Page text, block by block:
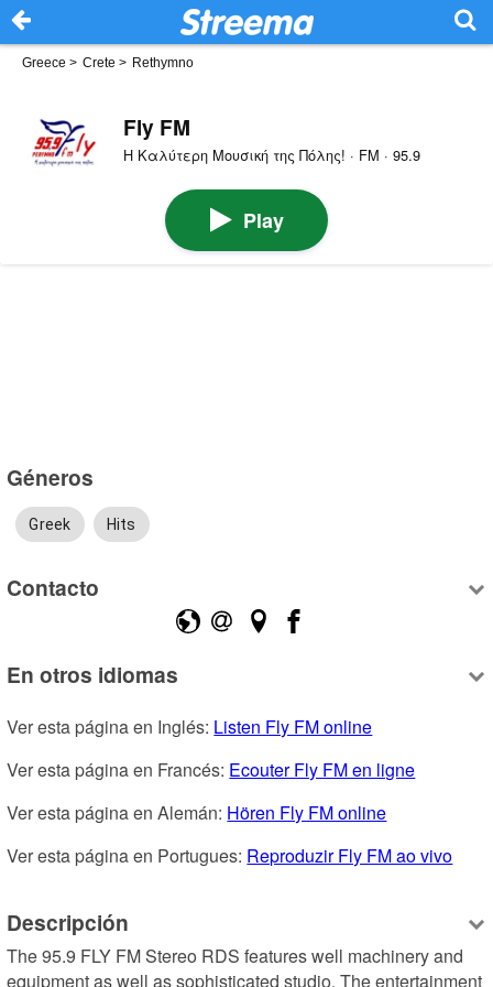
Greece > Crete > Rethymno
Fly FM
Η Καλύτερη Μουσική της Πόλης! · FM · 95.9
Play
Géneros
Greek Hits
Contacto
En otros idiomas
Ver esta página en Inglés: Listen Fly FM online
Ver esta página en Francés: Ecouter Fly FM en ligne
Ver esta página en Alemán: Hören Fly FM online
Ver esta página en Portugues: Reproduzir Fly FM ao vivo
Descripción
The 95.9 FLY FM Stereo RDS features well machinery and
equipment as well as sophisticated studio. The entertainment